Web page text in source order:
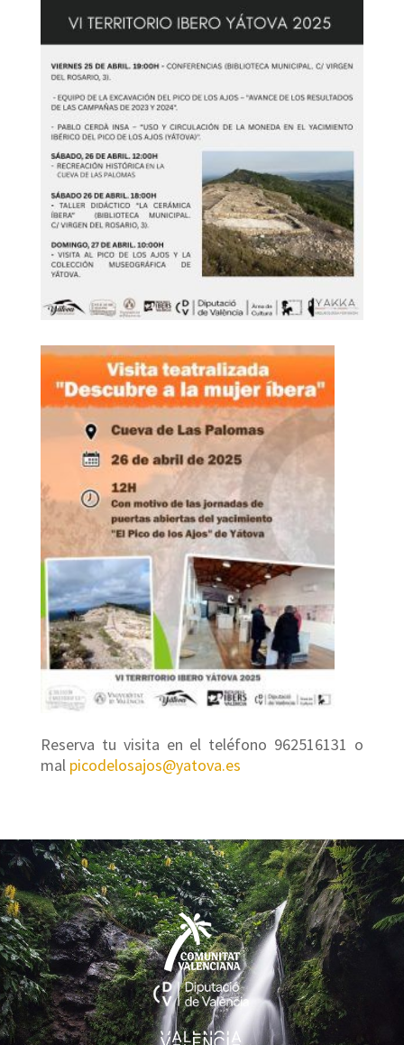
Reserva tu visita en el teléfono 962516131 o
mal picodelosajos@yatova.es